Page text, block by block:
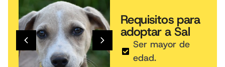
Requisitos para
adoptar a Sal
Ser mayor de
edad.